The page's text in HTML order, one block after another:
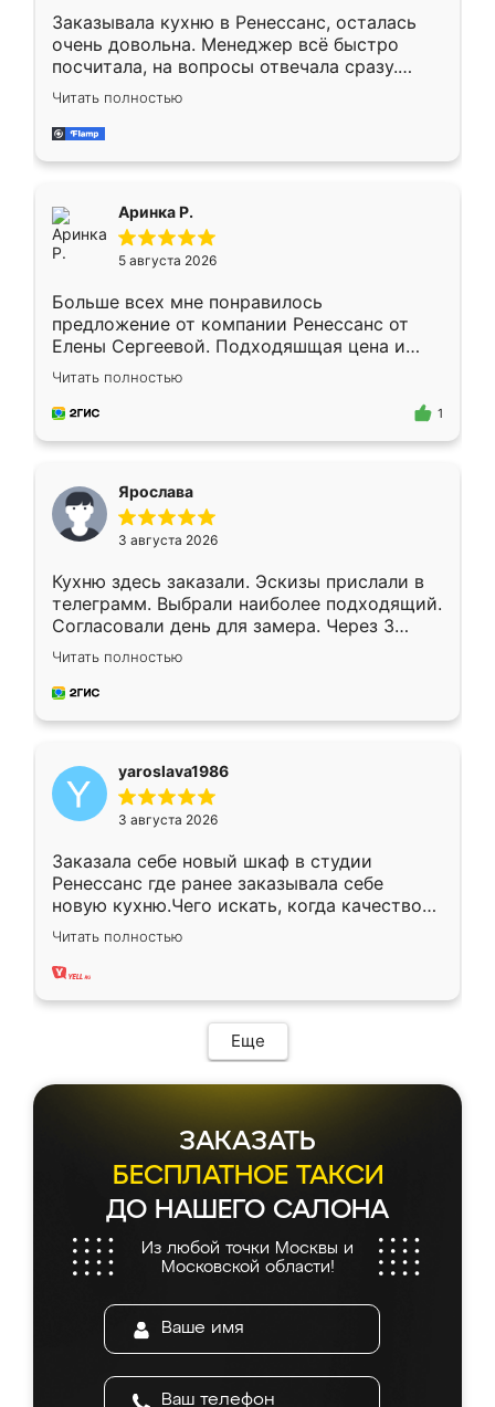
Заказывала кухню в Ренессанс, осталась
очень довольна. Менеджер всё быстро
посчитала, на вопросы отвечала сразу.
Замерщик приехал в субботу, подошёл к
делу со всей ответственностью. Собрали
за день, ребята работали аккуратно, даже
Читать полностью
Аринка Р.
5 августа 2026
Больше всех мне понравилось
предложение от компании Ренессанс от
Елены Сергеевой. Подходяшщая цена и
короткие сроки изготовления. Приехавший
для замера сотрудник Владислав
предложил по моему эскизу самый
Читать полностью
1
Ярослава
3 августа 2026
Кухню здесь заказали. Эскизы прислали в
телеграмм. Выбрали наиболее подходящий.
Согласовали день для замера. Через 3
недели кухня была уже готова. Остались
довольны работой. Спасибо Ренессанс
мебель за качественную работу!
Читать полностью
yaroslava1986
3 августа 2026
Заказала себе новый шкаф в студии
Ренессанс где ранее заказывала себе
новую кухню.Чего искать, когда качеством
вполне довольна. Служит кухня уже почти
два года, нареканий нет.
Читать полностью
Еще
ЗАКАЗАТЬ
БЕСПЛАТНОЕ ТАКСИ
ДО НАШЕГО САЛОНА
Из любой точки Москвы и
Московской области!